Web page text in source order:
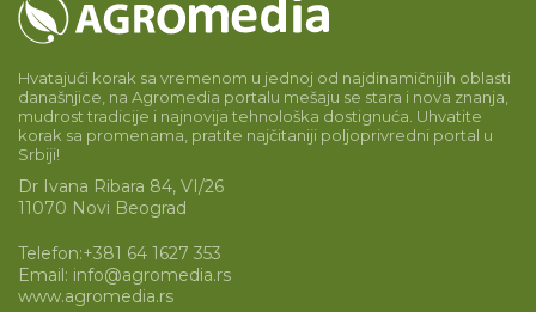
Hvatajući korak sa vremenom u jednoj od najdinamičnijih oblasti
današnjice, na Agromedia portalu mešaju se stara i nova znanja,
mudrost tradicije i najnovija tehnološka dostignuća. Uhvatite
korak sa promenama, pratite najčitaniji poljoprivredni portal u
Srbiji!
Dr Ivana Ribara 84, VI/26
11070 Novi Beograd
Telefon:+381 64 1627 353
Email: info@agromedia.rs
www.agromedia.rs